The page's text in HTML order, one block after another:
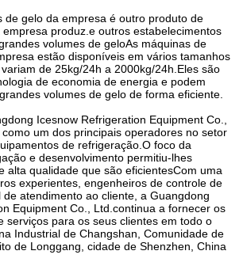
de gelo da empresa é outro produto de
produz.e outros estabelecimentos
volumes de geloAs máquinas de
estão disponíveis em vários tamanhos
de 25kg/24h a 2000kg/24h.Eles são
de economia de energia e podem
volumes de gelo de forma eficiente.
Icesnow Refrigeration Equipment Co.,
um dos principais operadores no setor
de refrigeração.O foco da
e desenvolvimento permitiu-lhes
alta qualidade que são eficientesCom uma
experientes, engenheiros de controle de
atendimento ao cliente, a Guangdong
Equipment Co., Ltd.continua a fornecer os
serviços para os seus clientes em todo o
Industrial de Changshan, Comunidade de
de Longgang, cidade de Shenzhen, China